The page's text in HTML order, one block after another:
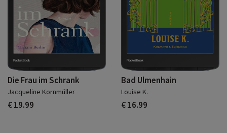
Die Frau im Schrank
Jacqueline Kornmüller
€ 19.99
Bad Ulmenhain
Louise K.
€ 16.99